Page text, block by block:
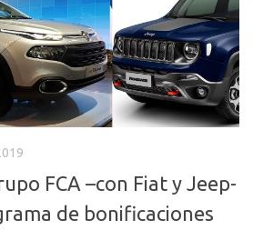
FCA –con Fiat y Jeep-
de bonificaciones